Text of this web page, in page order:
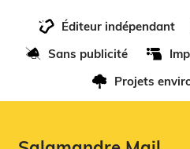
Éditeur indépendant
Sans publicité
Projets